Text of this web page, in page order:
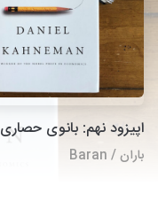
اپیزود نهم: بانوی حصاری
باران / Baran